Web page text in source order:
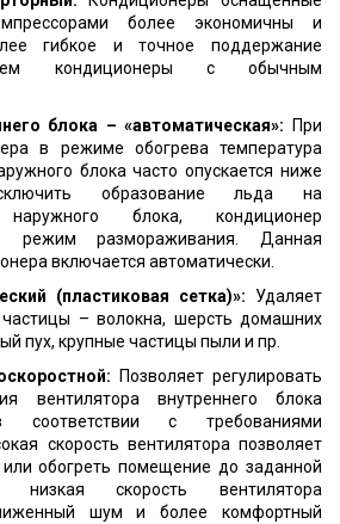
более экономичны и
гибкое и точное поддержание
кондиционеры с обычным
блока – «автоматическая»: При
в режиме обогрева температура
блока часто опускается ниже
образование льда на
наружного блока, кондиционер
режим размораживания. Данная
включается автоматически.
(пластиковая сетка)»: Удаляет
– волокна, шерсть домашних
пух, крупные частицы пыли и пр.
Позволяет регулировать
вентилятора внутреннего блока
соответствии с требованиями
скорость вентилятора позволяет
обогреть помещение до заданной
низкая скорость вентилятора
шум и более комфортный